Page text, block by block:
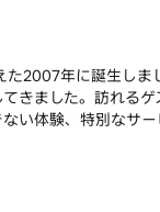
2007年に誕生しま
きました。訪れる
い体験、特別なサ